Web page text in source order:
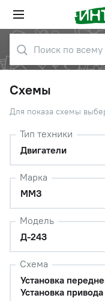
Схемы
Для показа схемы
Тип техники
Двигатели
Марка
ММЗ
Модель
Д-243
Схема
Установка
Установка